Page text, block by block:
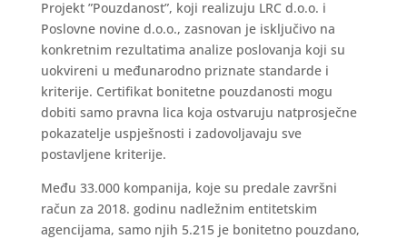
Projekt ”Pouzdanost”, koji realizuju LRC d.o.o. i
Poslovne novine d.o.o., zasnovan je isključivo na
konkretnim rezultatima analize poslovanja koji su
uokvireni u međunarodno priznate standarde i
kriterije. Certifikat bonitetne pouzdanosti mogu
dobiti samo pravna lica koja ostvaruju natprosječne
pokazatelje uspješnosti i zadovoljavaju sve
postavljene kriterije.
Među 33.000 kompanija, koje su predale završni
račun za 2018. godinu nadležnim entitetskim
agencijama, samo njih 5.215 je bonitetno pouzdano,